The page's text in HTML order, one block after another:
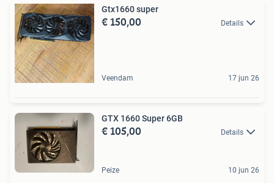
Gtx1660 super
€ 150,00 Details
Veendam 17 jun 26
GTX 1660 Super 6GB
€ 105,00 Details
Peize 10 jun 26